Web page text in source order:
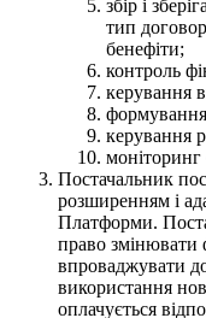
збір і
тип
бенефіти;
контроль
керування
формування
керування
моніторинг
Постачальник
розширенням і
Платформи.
право змінювати
впроваджувати
використання
оплачується